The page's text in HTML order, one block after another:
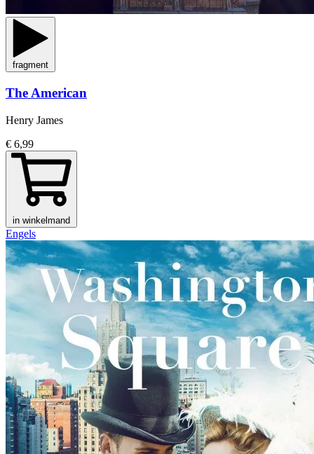
fragment
The American
Henry James
€ 6,99
in winkelmand
Engels